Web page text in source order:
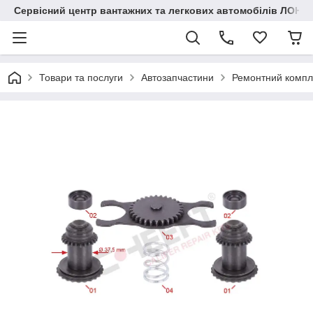
Сервісний центр вантажних та легкових автомобілів
Товари та послуги Автозапчастини Ремонтний